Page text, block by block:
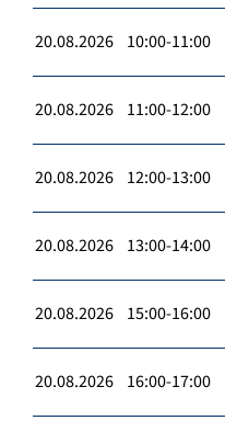
20.08.2026 10:00-11:00
20.08.2026 11:00-12:00
20.08.2026 12:00-13:00
20.08.2026 13:00-14:00
20.08.2026 15:00-16:00
20.08.2026 16:00-17:00